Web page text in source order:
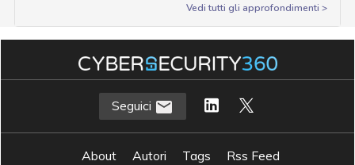
Vedi tutti gli approfondimenti >
Seguici
About Autori Tags
Rss Feed